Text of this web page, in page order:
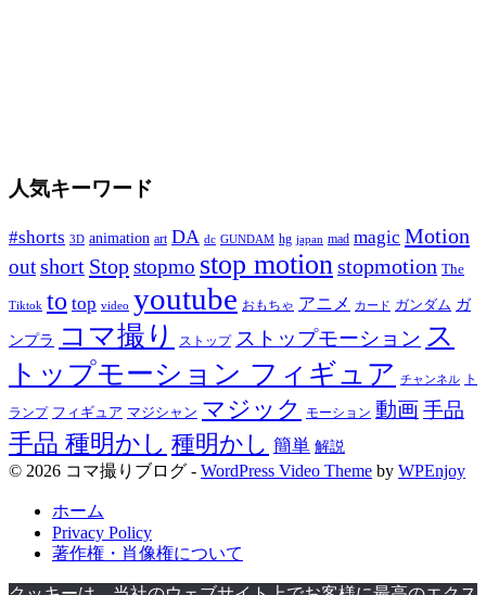
人気キーワード
#shorts 3D animation art DA dc GUNDAM hg japan mad magic Motion
outshort Stopstopmo stop motionstopmotion The
Tiktok to top video youtube おもちゃ アニメ カード ガンダム ガ
ンプラ コマ撮り ストップ ストップモーション ス
トップモーション フィギュア チャンネル ト
ランプ フィギュア マジシャン マジック モーション 動画手品
手品 種明かし 種明かし 簡単 解説
© 2026 コマ撮りブログ - WordPress Video Theme by WPEnjoy
ホーム
Privacy Policy
著作権・肖像権について